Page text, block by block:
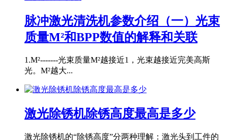
脉冲激光清洗机参数介绍（一）光束
质量M²和BPP数值的解释和关联
1.M²-------光束质量M²越接近1，光束越接近完美高斯
光。M²越大...
激光除锈机除锈高度最高是多少
激光除锈机的“除锈高度”分两种理解：激光头到工件的